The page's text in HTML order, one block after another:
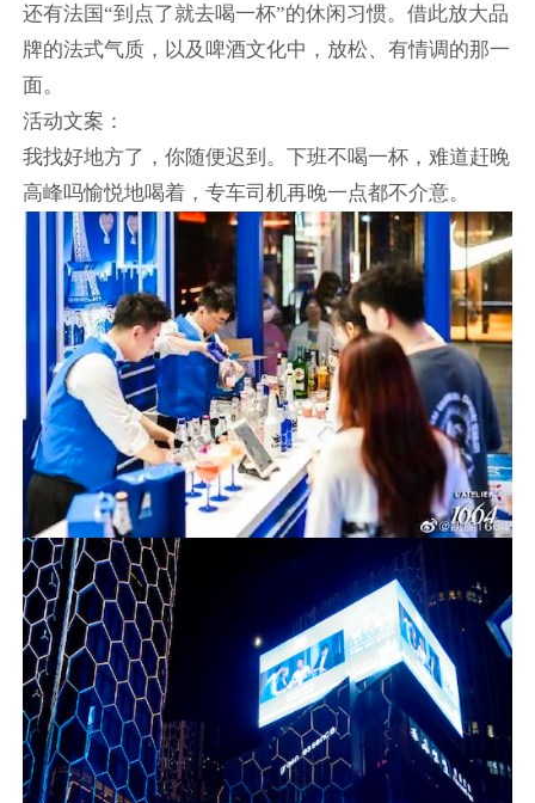
还有法国“到点了就去喝一杯”的休闲习惯。借此放大品
牌的法式气质，以及啤酒文化中，放松、有情调的那一
面。
活动文案：
我找好地方了，你随便迟到。下班不喝一杯，难道赶晚
高峰吗愉悦地喝着，专车司机再晚一点都不介意。